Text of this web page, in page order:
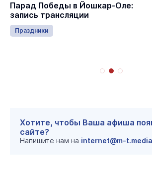
Парад Победы в Йошкар-Оле:
запись трансляции
Праздники
Хотите, чтобы Ваша афиша
сайте?
Напишите нам на internet@m-t.media